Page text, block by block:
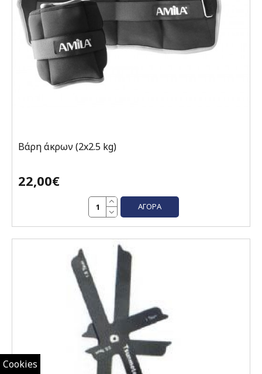
Cookies
Βάρη άκρων (2x2.5 kg)
22,00€
ΑΓΟΡΆ